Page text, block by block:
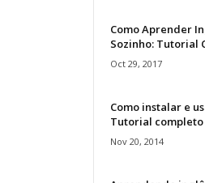
Como Aprender
Sozinho: Tutorial
Oct 29, 2017
Como instalar e
Tutorial completo
Nov 20, 2014